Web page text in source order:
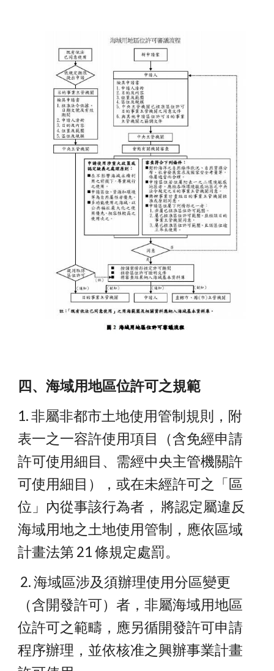
四、海域用地區位許可之規範
1. 非屬非都市土地使用管制規則，附
表一之一容許使用項目（含免經申請
許可使用細目、需經中央主管機關許
可使用細目），或在未經許可之「區
位」內從事該行為者， 將認定屬違反
海域用地之土地使用管制，應依區域
計畫法第 21 條規定處罰。
（含開發許可）者，非屬海域用地區
位許可之範疇，應另循開發許可申請
程序辦理，並依核准之興辦事業計畫